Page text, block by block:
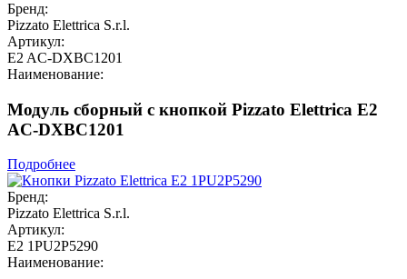
Бренд:
Pizzato Elettrica S.r.l.
Артикул:
E2 AC-DXBC1201
Наименование:
Модуль сборный с кнопкой Pizzato Elettrica E2
AC-DXBC1201
Подробнее
Бренд:
Pizzato Elettrica S.r.l.
Артикул:
E2 1PU2P5290
Наименование: